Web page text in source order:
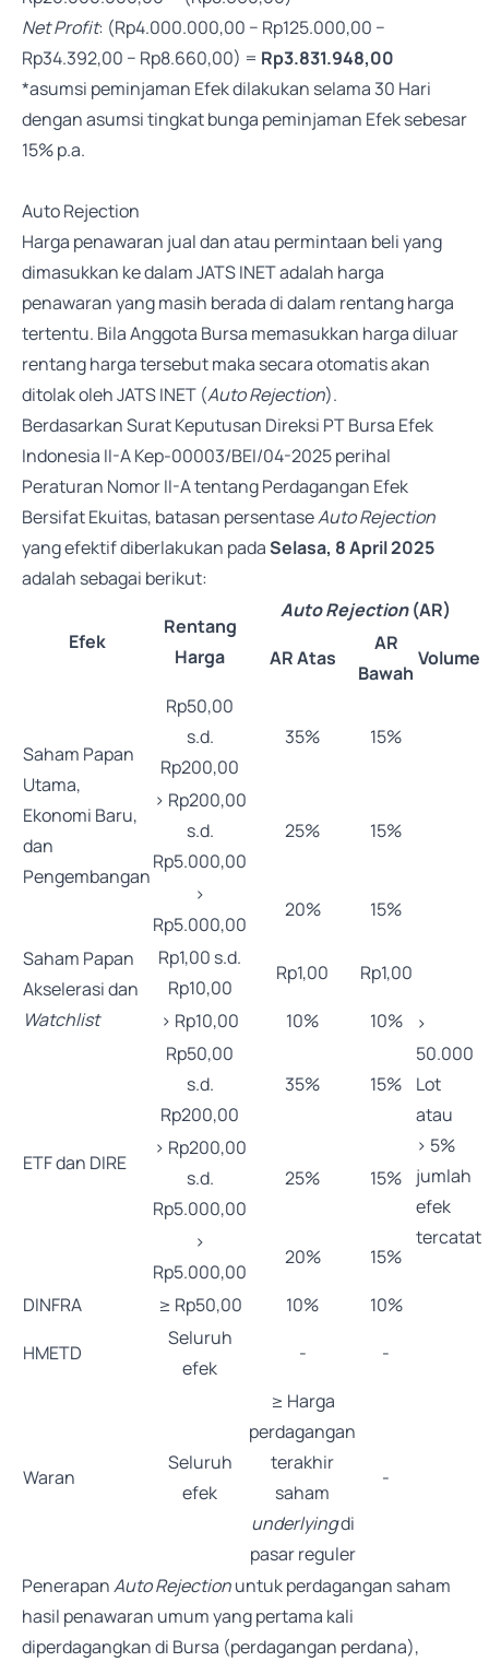
Net Profit: (Rp4.000.000,00 − Rp125.000,00 −
Rp34.392,00 − Rp8.660,00) = Rp3.831.948,00
*asumsi peminjaman Efek dilakukan selama 30 Hari
dengan asumsi tingkat bunga peminjaman Efek sebesar
15% p.a.
Auto Rejection
Harga penawaran jual dan atau permintaan beli yang
dimasukkan ke dalam JATS INET adalah harga
penawaran yang masih berada di dalam rentang harga
tertentu. Bila Anggota Bursa memasukkan harga diluar
rentang harga tersebut maka secara otomatis akan
ditolak oleh JATS INET (Auto Rejection).
Berdasarkan Surat Keputusan Direksi PT Bursa Efek
Indonesia II-A Kep-00003/BEI/04-2025 perihal
Peraturan Nomor II-A tentang Perdagangan Efek
Bersifat Ekuitas, batasan persentaseAuto Rejection
yang efektif diberlakukan padaSelasa, 8 April 2025
adalah sebagai berikut:
Efek
Rentang
Harga
Auto Rejection(AR)
AR Atas
AR
Bawah
Volume
Saham Papan
Utama,
Ekonomi Baru,
dan
Pengembangan
Rp50,00
s.d.
Rp200,00
35% 15%
>
50.000
Lot
atau
> 5%
jumlah
efek
tercatat
> Rp200,00
s.d.
Rp5.000,00
25% 15%
>
Rp5.000,00
20% 15%
Saham Papan
Akselerasi dan
Watchlist
Rp1,00 s.d.
Rp10,00
Rp1,00
Rp1,00
> Rp10,00
10% 10%
ETF dan DIRE
Rp50,00
s.d.
Rp200,00
35% 15%
> Rp200,00
s.d.
Rp5.000,00
25% 15%
>
Rp5.000,00
20%
15%
DINFRA
≥ Rp50,00 10%
10%
HMETD
Seluruh
efek
- -
Waran
Seluruh
efek
≥ Harga
perdagangan
terakhir
saham
underlyingdi
pasar reguler
-
PenerapanAuto Rejectionuntuk perdagangan saham
hasil penawaran umum yang pertama kali
diperdagangkan di Bursa (perdagangan perdana),